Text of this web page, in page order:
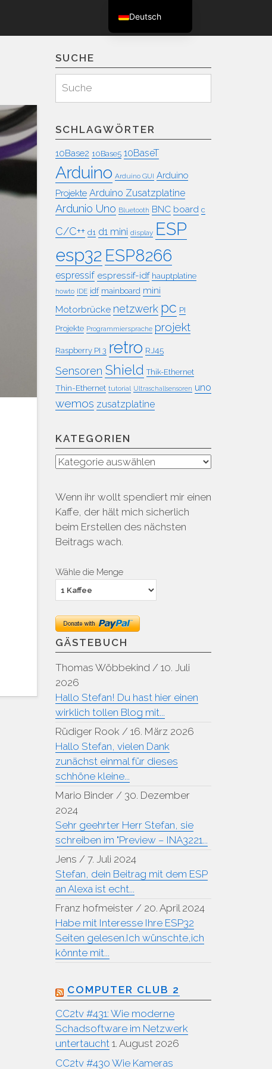
SUCHE
für:
Suchen
SCHLAGWÖRTER
10Base2 10Base5 10BaseT
Arduino Arduino GUI Arduino
Projekte Arduino Zusatzplatine
Ardunio Uno Bluetooth BNC board c
C/C++ d1 d1 mini display ESP
esp32 ESP8266
espressif espressif-idf hauptplatine
howto IDE idf mainboard mini
Motorbrücke netzwerk pc PI
Projekte Programmiersprache projekt
Raspberry PI 3 retro RJ45
Sensoren Shield Thik-Ethernet
Thin-Ethernet tutorial Ultraschallsensoren uno
wemos zusatzplatine
KATEGORIEN
Kategorien
Wenn ihr wollt spendiert mir einen
Kaffe, der hält mich sicherlich
beim Erstellen des nächsten
Beitrags wach.
Wähle die Menge
GÄSTEBUCH
Thomas Wöbbekind / 10. Juli
2026
Hallo Stefan! Du hast hier einen
wirklich tollen Blog mit...
Rüdiger Rook / 16. März 2026
Hallo Stefan, vielen Dank
zunächst einmal für dieses
schhöne kleine...
Mario Binder/ 30. Dezember
2024
Sehr geehrter Herr Stefan, sie
schreiben im "Preview – INA3221...
Jens / 7. Juli 2024
Stefan, dein Beitrag mit dem ESP
an Alexa ist echt...
Franz hofmeister/ 20. April 2024
Habe mit Interesse Ihre ESP32
Seiten gelesen.Ich wünschte,ich
könnte mit...
COMPUTER CLUB 2
CC2tv #431: Wie moderne
Schadsoftware im Netzwerk
untertaucht 1. August 2026
CC2tv #430 Wie Kameras
Deutsch
English (UK)